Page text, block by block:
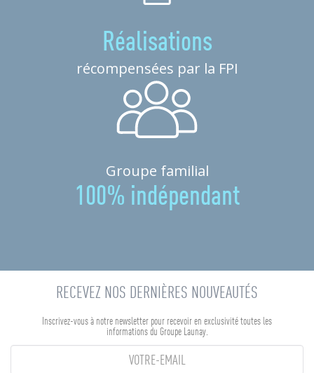
Réalisations
récompensées par la FPI
Groupe familial
100% indépendant
RECEVEZ NOS DERNIÈRES NOUVEAUTÉS
Inscrivez-vous à notre newsletter pour recevoir en exclusivité toutes les
informations du Groupe Launay.